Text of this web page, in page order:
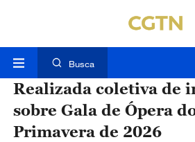
Busca
Realizada coletiva de
sobre Gala de Ópera
Primavera de 2026